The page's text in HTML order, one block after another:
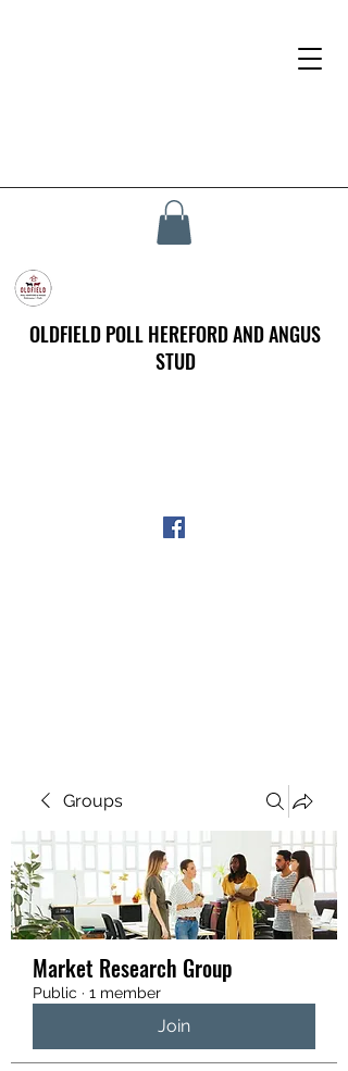
OLDFIELD POLL HEREFORD AND ANGUS
STUD
Groups
Market Research Group
Public · 1 member
Join